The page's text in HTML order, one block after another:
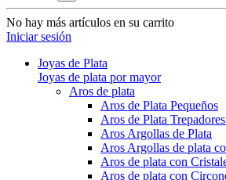
No hay más artículos en su carrito
Iniciar sesión
Joyas de Plata
Joyas de plata por mayor
Aros de plata
Aros de Plata Pequeños
Aros de Plata
Aros Argollas de Plata
Aros Argollas de plata
Aros de plata con
Aros de plata con